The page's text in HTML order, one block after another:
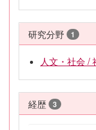
研究分野 1
人文・社会 /
経歴 3